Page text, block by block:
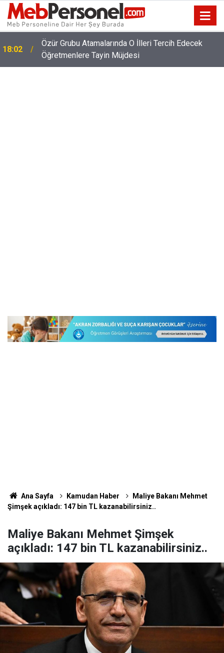
18:02
Özür Grubu Atamalarında O İlleri Tercih Edecek
Öğretmenlere Tayin Müjdesi
Ana Sayfa Kamudan Haber
Maliye Bakanı Mehmet
Şimşek açıkladı: 147 bin TL kazanabilirsiniz..
Maliye Bakanı Mehmet Şimşek
açıkladı: 147 bin TL kazanabilirsiniz..